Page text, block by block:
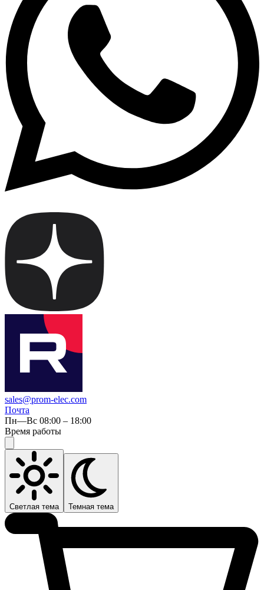
sales@prom-elec.com
Почта
Пн—Вс 08:00 – 18:00
Время работы
Светлая тема Темная тема